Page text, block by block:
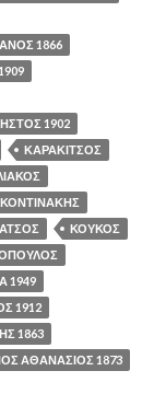
1866
1902
ΚΑΡΑΚΙΤΣΟΣ
ΚΟΝΤΙΝΑΚΗΣ
ΚΟΥΚΟΣ
1949
1912
1863
ΑΘΑΝΑΣΙΟΣ 1873